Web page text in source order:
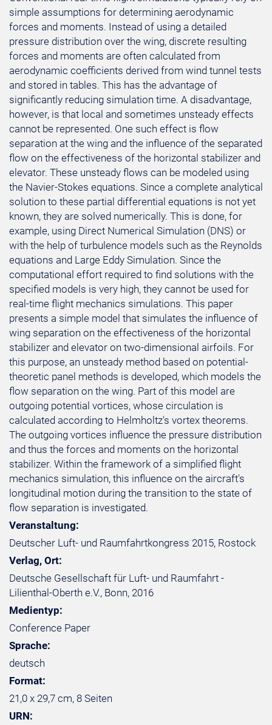
simple assumptions for determining aerodynamic
forces and moments. Instead of using a detailed
pressure distribution over the wing, discrete resulting
forces and moments are often calculated from
aerodynamic coefficients derived from wind tunnel tests
and stored in tables. This has the advantage of
significantly reducing simulation time. A disadvantage,
however, is that local and sometimes unsteady effects
cannot be represented. One such effect is flow
separation at the wing and the influence of the separated
flow on the effectiveness of the horizontal stabilizer and
elevator. These unsteady flows can be modeled using
the Navier-Stokes equations. Since a complete analytical
solution to these partial differential equations is not yet
known, they are solved numerically. This is done, for
example, using Direct Numerical Simulation (DNS) or
with the help of turbulence models such as the Reynolds
equations and Large Eddy Simulation. Since the
computational effort required to find solutions with the
specified models is very high, they cannot be used for
real-time flight mechanics simulations. This paper
presents a simple model that simulates the influence of
wing separation on the effectiveness of the horizontal
stabilizer and elevator on two-dimensional airfoils. For
this purpose, an unsteady method based on potential-
theoretic panel methods is developed, which models the
flow separation on the wing. Part of this model are
outgoing potential vortices, whose circulation is
calculated according to Helmholtz's vortex theorems.
The outgoing vortices influence the pressure distribution
and thus the forces and moments on the horizontal
stabilizer. Within the framework of a simplified flight
mechanics simulation, this influence on the aircraft's
longitudinal motion during the transition to the state of
flow separation is investigated.
Veranstaltung:
Deutscher Luft- und Raumfahrtkongress 2015, Rostock
Verlag, Ort:
Deutsche Gesellschaft für Luft- und Raumfahrt -
Lilienthal-Oberth e.V., Bonn, 2016
Medientyp:
Conference Paper
Sprache:
deutsch
Format:
21,0 x 29,7 cm, 8 Seiten
URN: